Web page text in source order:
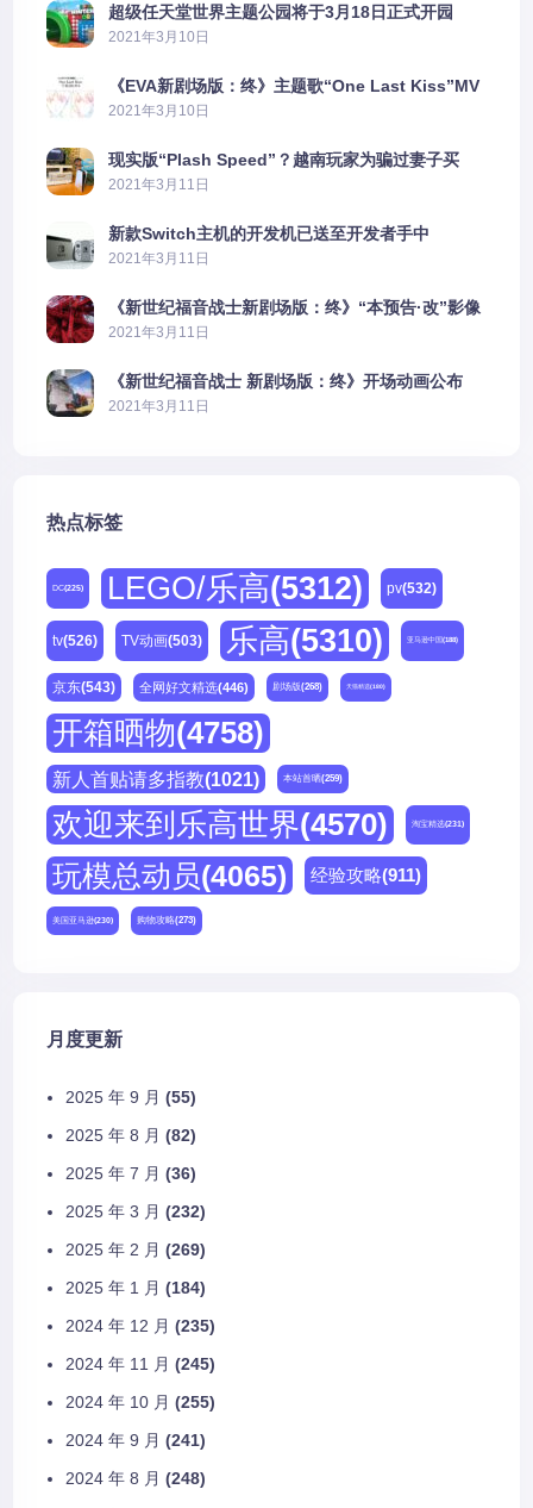
超级任天堂世界主题公园将于3月18日正式开园
2021年3月10日
《EVA新剧场版：终》主题歌“One Last Kiss”MV
公布
2021年3月10日
现实版“Plash Speed”？越南玩家为骗过妻子买
PS5上演好戏
2021年3月11日
新款Switch主机的开发机已送至开发者手中
2021年3月11日
《新世纪福音战士新剧场版：终》“本预告·改”影像
公开
2021年3月11日
《新世纪福音战士 新剧场版：终》开场动画公布
2021年3月11日
热点标签
DC(225) LEGO/乐高(5312) pv(532)
tv(526) TV动画(503) 乐高(5310) 亚马逊中国(188)
京东(543) 全网好文精选(446) 剧场版(268) 天猫精选(180)
开箱晒物(4758)
新人首贴请多指教(1021) 本站首晒(259)
欢迎来到乐高世界(4570) 淘宝精选(231)
玩模总动员(4065) 经验攻略(911)
美国亚马逊(230) 购物攻略(273)
月度更新
2025 年 9 月 (55)
2025 年 8 月 (82)
2025 年 7 月 (36)
2025 年 3 月 (232)
2025 年 2 月 (269)
2025 年 1 月 (184)
2024 年 12 月 (235)
2024 年 11 月 (245)
2024 年 10 月 (255)
2024 年 9 月 (241)
2024 年 8 月 (248)